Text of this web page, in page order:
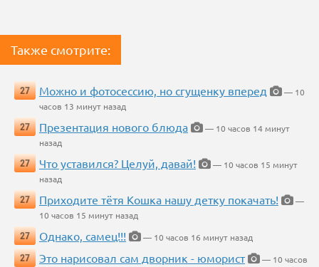
Также смотрите:
27 Можно и фотосессию, но сгущенку вперед
— 10
часов 13 минут назад
27
Презентация нового блюда
— 10 часов 14 минут
назад
27
Что уставился? Целуй, давай!
— 10 часов 15 минут
назад
27
Приходите тётя Кошка нашу детку покачать!
—
10 часов 15 минут назад
27
Однако, самец!!!
— 10 часов 16 минут назад
27
Это нарисовал сам дворник - юморист
— 10 часов